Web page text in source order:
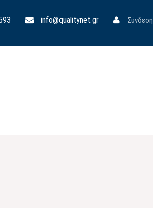
info@qualitynet.gr Σύνδεση